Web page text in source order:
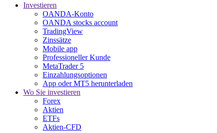
Investieren
OANDA-Konto
OANDA stocks account
TradingView
Zinssätze
Mobile app
Professioneller Kunde
MetaTrader 5
Einzahlungsoptionen
App oder MT5 herunterladen
Wo Sie investieren
Forex
Aktien
ETFs
Aktien-CFD